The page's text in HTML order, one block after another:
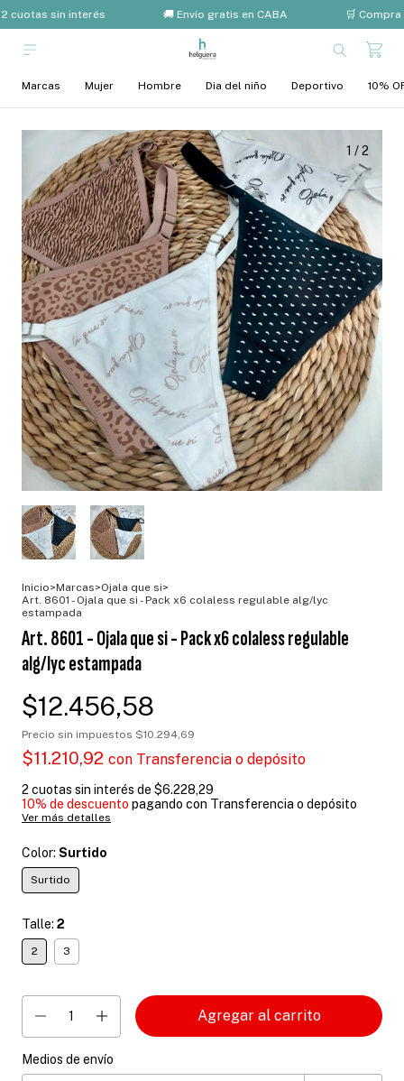
cuotas sin interés 🚚 Envío gratis en CABA 🛒 Compra
Marcas Mujer Hombre Dia del niño Deportivo 10%
1 /2
Inicio>Marcas>Ojala que si>
Art. 8601 - Ojala que si - Pack x6 colaless regulable alg/lyc
estampada
Art. 8601 - Ojala que si - Pack x6 colaless regulable
alg/lyc estampada
$12.456,58
Precio sin impuestos $10.294,69
$11.210,92 con Transferencia o depósito
2 cuotas sin interés de $6.228,29
10% de descuento pagando con Transferencia o depósito
Ver más detalles
Color: Surtido
Surtido
Talle: 2
2 3
Entregas para el CP:
Medios de envío